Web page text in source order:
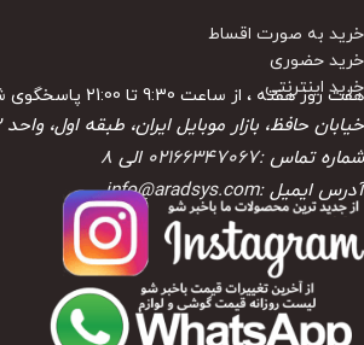
خرید به صورت اقساط
خرید حضوری
خرید اینترنتی
هفت روز هفته ، از ساعت 9:30 تا 21:00 پاسخگوی شما هستیم
خیابان حافظ، بازار موبایل ایران، طبقه اول، واحد ۳۴۲
شماره تماس :02166347067 الی 8
آدرس ایمیل :info@aradsys.com